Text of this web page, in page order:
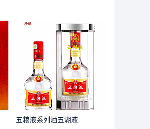
五粮液系列酒五湖液